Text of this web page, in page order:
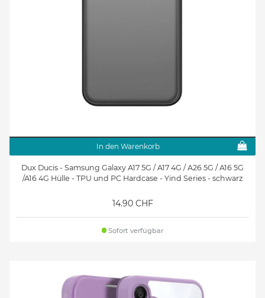
In den Warenkorb
Dux Ducis - Samsung Galaxy A17 5G / A17 4G / A26 5G / A16 5G
/A16 4G Hülle - TPU und PC Hardcase - Yind Series - schwarz
14.90 CHF
Sofort verfügbar